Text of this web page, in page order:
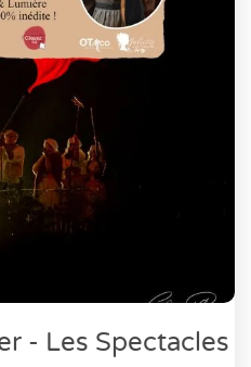
- Les Spectacles